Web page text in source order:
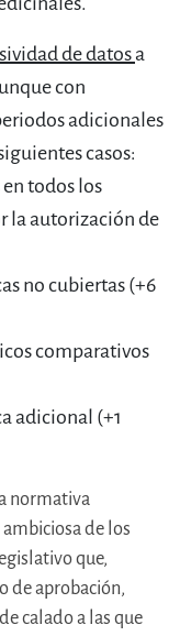
de datosa
con
adicionales
casos:
todos los
la autorización de
no cubiertas (+6
comparativos
adicional (+1
normativa
de los
que,
de aprobación,
calado a las que